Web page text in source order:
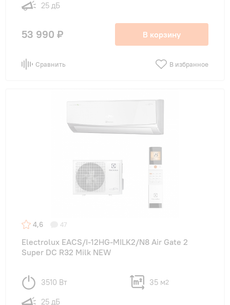
25 дБ
53 990 ₽ В корзину
Сравнить В избранное
4,6 47
Electrolux EACS/I-12HG-MILK2/N8 Air Gate 2
Super DC R32 Milk NEW
3510 Вт 35 м2
25 дБ